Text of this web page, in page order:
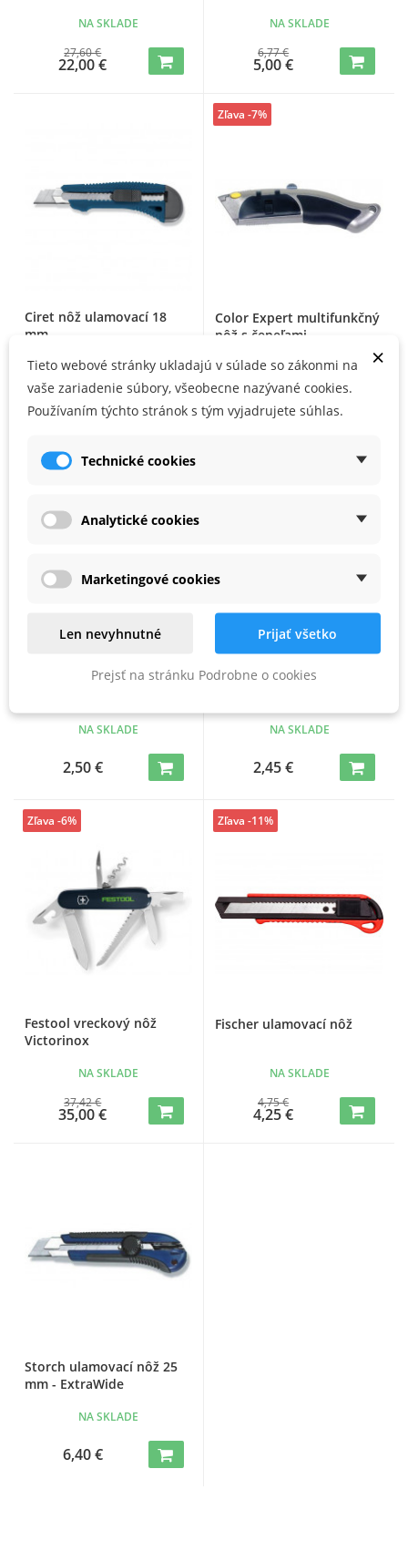
NA SKLADE
27,60 €
22,00 €
NA SKLADE
6,77 €
5,00 €
Ciret nôž ulamovací 18
mm
NA SKLADE
1,20 €
Color Expert multifunkčný
nôž s čepeľami
NA SKLADE
6,15 €
5,74 €
Zľava -7%
ulamovací 18 mm
NA SKLADE
2,50 €
ulamovací 18 mm
NA SKLADE
2,45 €
Festool vreckový nôž
Victorinox
NA SKLADE
37,42 €
35,00 €
Zľava -6%
Fischer ulamovací nôž
NA SKLADE
4,75 €
4,25 €
Zľava -11%
Storch ulamovací nôž 25
mm - ExtraWide
NA SKLADE
6,40 €
×
Tieto webové stránky ukladajú v súlade so zákonmi na
vaše zariadenie súbory, všeobecne nazývané cookies.
Používaním týchto stránok s tým vyjadrujete súhlas.
Technické cookies
Analytické cookies
Marketingové cookies
Len nevyhnutné Prijať všetko
Prejsť na stránku Podrobne o cookies